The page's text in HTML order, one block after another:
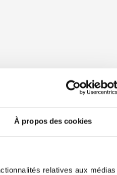
À propos des cookies
relatives aux médias